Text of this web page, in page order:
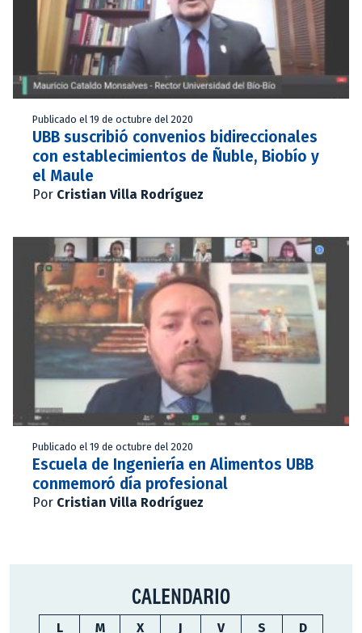
Publicado el 19 de octubre del 2020
UBB suscribió convenios bidireccionales
con establecimientos de Ñuble, Biobío y
el Maule
Por Cristian Villa Rodríguez
Publicado el 19 de octubre del 2020
Escuela de Ingeniería en Alimentos UBB
conmemoró día profesional
Por Cristian Villa Rodríguez
CALENDARIO
L M X J V S
D